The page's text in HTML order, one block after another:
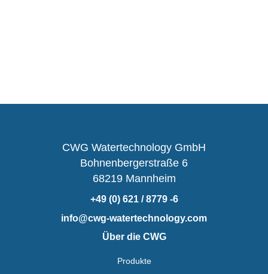
CWG Watertechnology GmbH
Bohnenbergerstraße 6
68219 Mannheim
+49 (0) 621 / 8779 -6
info@cwg-watertechnology.com
Über die CWG
Produkte